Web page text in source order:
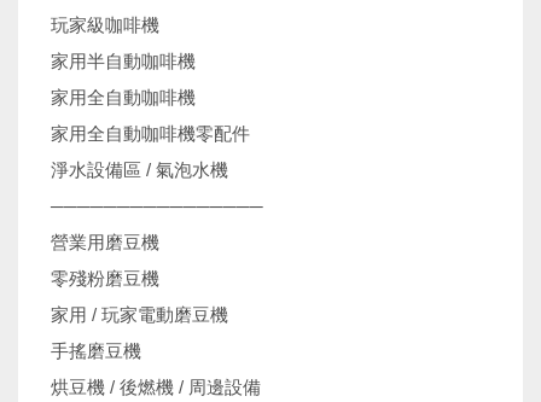
玩家級咖啡機
家用半自動咖啡機
家用全自動咖啡機
家用全自動咖啡機零配件
淨水設備區 / 氣泡水機
────────────────
營業用磨豆機
零殘粉磨豆機
家用 / 玩家電動磨豆機
手搖磨豆機
烘豆機 / 後燃機 / 周邊設備